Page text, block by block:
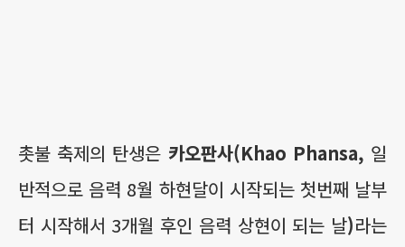
촛불 축제의 탄생은 카오판사(Khao Phansa, 일
반적으로 음력 8월 하현달이 시작되는 첫번째 날부
터 시작해서 3개월 후인 음력 상현이 되는 날)라는